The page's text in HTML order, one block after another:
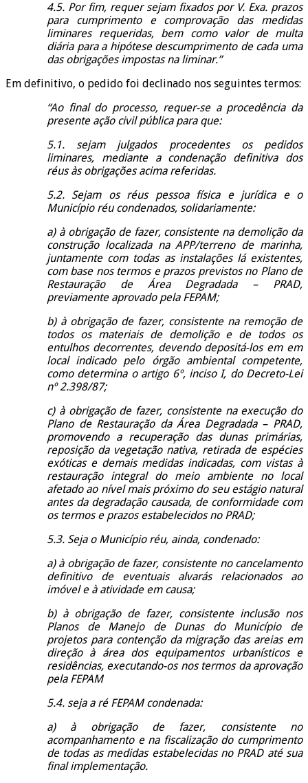
4.5. Por fim, requer sejam fixados por V. Exa. prazos
para cumprimento e comprovação das medidas
liminares requeridas, bem como valor de multa
diária para a hipótese descumprimento de cada uma
das obrigações impostas na liminar.”
Em definitivo, o pedido foi declinado nos seguintes termos:
“Ao final do processo, requer-se a procedência da
presente ação civil pública para que:
5.1. sejam julgados procedentes os pedidos
liminares, mediante a condenação definitiva dos
réus às obrigações acima referidas.
5.2. Sejam os réus pessoa física e jurídica e o
Município réu condenados, solidariamente:
a) à obrigação de fazer, consistente na demolição da
construção localizada na APP/terreno de marinha,
juntamente com todas as instalações lá existentes,
com base nos termos e prazos previstos no Plano de
Restauração de Área Degradada – PRAD,
previamente aprovado pela FEPAM;
b) à obrigação de fazer, consistente na remoção de
todos os materiais de demolição e de todos os
entulhos decorrentes, devendo depositá-los em em
local indicado pelo órgão ambiental competente,
como determina o artigo 6º, inciso I, do Decreto-Lei
nº 2.398/87;
c) à obrigação de fazer, consistente na execução do
Plano de Restauração da Área Degradada – PRAD,
promovendo a recuperação das dunas primárias,
reposição da vegetação nativa, retirada de espécies
exóticas e demais medidas indicadas, com vistas à
restauração integral do meio ambiente no local
afetado ao nível mais próximo do seu estágio natural
antes da degradação causada, de conformidade com
os termos e prazos estabelecidos no PRAD;
5.3. Seja o Município réu, ainda, condenado:
a) à obrigação de fazer, consistente no cancelamento
definitivo de eventuais alvarás relacionados ao
imóvel e à atividade em causa;
b) à obrigação de fazer, consistente inclusão nos
Planos de Manejo de Dunas do Município de
projetos para contenção da migração das areias em
direção à área dos equipamentos urbanísticos e
residências, executando-os nos termos da aprovação
pela FEPAM
5.4. seja a ré FEPAM condenada:
a) à obrigação de fazer, consistente no
acompanhamento e na fiscalização do cumprimento
de todas as medidas estabelecidas no PRAD até sua
final implementação.